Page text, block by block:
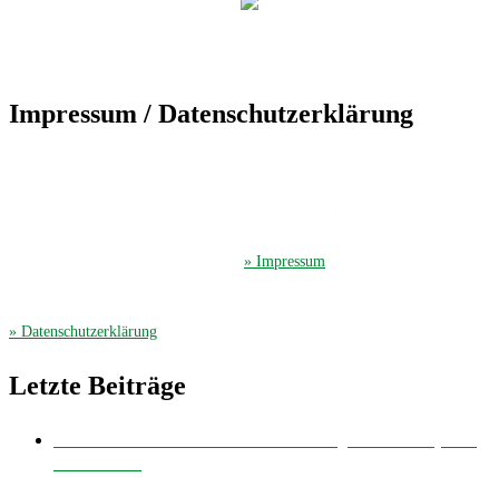
Impressum / Datenschutzerklärung
» Impressum
» Datenschutzerklärung
Letzte Beiträge